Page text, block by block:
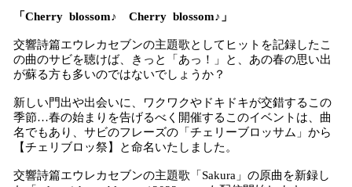
「Cherry blossom♪ Cherry blossom♪」
交響詩篇エウレカセブンの主題歌としてヒットを記録したこ
の曲のサビを聴けば、きっと「あっ！」と、あの春の思い出
が蘇る方も多いのではないでしょうか？
新しい門出や出会いに、ワクワクやドキドキが交錯するこの
季節…春の始まりを告げるべく開催するこのイベントは、曲
名でもあり、サビのフレーズの「チェリーブロッサム」から
【チェリブロッ祭】と命名いたしました。
交響詩篇エウレカセブンの主題歌「Sakura」の原曲を新録し